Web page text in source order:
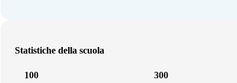
Statistiche della scuola
100 300